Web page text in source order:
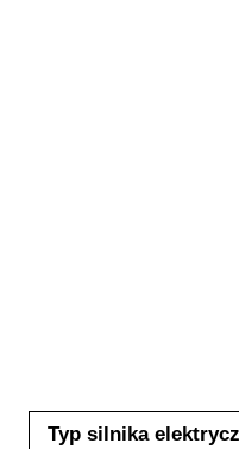
Typ silnika